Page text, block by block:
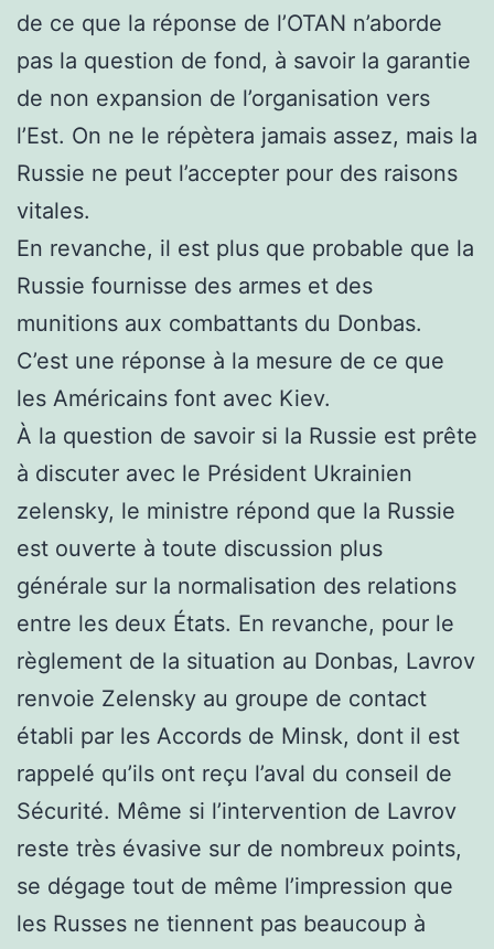
de ce que la réponse de l’OTAN n’aborde
pas la question de fond, à savoir la garantie
de non expansion de l’organisation vers
l’Est. On ne le répètera jamais assez, mais la
Russie ne peut l’accepter pour des raisons
vitales.
En revanche, il est plus que probable que la
Russie fournisse des armes et des
munitions aux combattants du Donbas.
C’est une réponse à la mesure de ce que
les Américains font avec Kiev.
À la question de savoir si la Russie est prête
à discuter avec le Président Ukrainien
zelensky, le ministre répond que la Russie
est ouverte à toute discussion plus
générale sur la normalisation des relations
entre les deux États. En revanche, pour le
règlement de la situation au Donbas, Lavrov
renvoie Zelensky au groupe de contact
établi par les Accords de Minsk, dont il est
rappelé qu’ils ont reçu l’aval du conseil de
Sécurité. Même si l’intervention de Lavrov
reste très évasive sur de nombreux points,
se dégage tout de même l’impression que
les Russes ne tiennent pas beaucoup à